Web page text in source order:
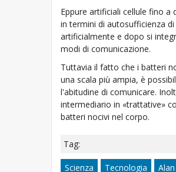
Eppure artificiali cellule fino
in termini di autosufficienza
artificialmente e dopo si
modi di comunicazione.
Tuttavia il fatto che i batteri
una scala più ampia, è
l'abitudine di comunicare.
intermediario in «trattative»
batteri nocivi nel corpo.
Tag:
Scienza Tecnologia